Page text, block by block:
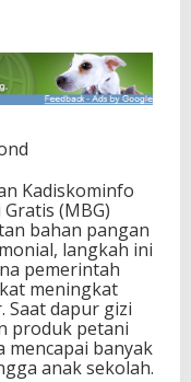
Kadiskominfo
(MBG)
bahan pangan
langkah ini
pemerintah
meningkat
dapur gizi
produk petani
mencapai banyak
anak sekolah.